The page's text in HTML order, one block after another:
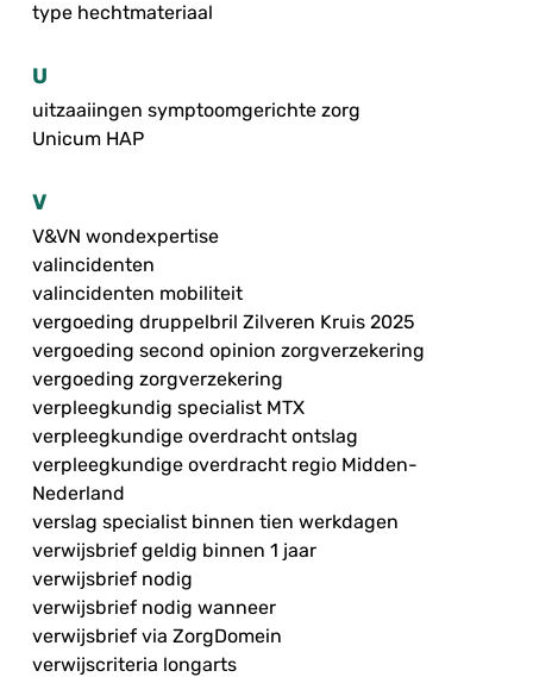
type hechtmateriaal
U
uitzaaiingen symptoomgerichte zorg
Unicum HAP
V
V&VN wondexpertise
valincidenten
valincidenten mobiliteit
vergoeding druppelbril Zilveren Kruis 2025
vergoeding second opinion zorgverzekering
vergoeding zorgverzekering
verpleegkundig specialist MTX
verpleegkundige overdracht ontslag
verpleegkundige overdracht regio Midden-
Nederland
verslag specialist binnen tien werkdagen
verwijsbrief geldig binnen 1 jaar
verwijsbrief nodig
verwijsbrief nodig wanneer
verwijsbrief via ZorgDomein
verwijscriteria longarts